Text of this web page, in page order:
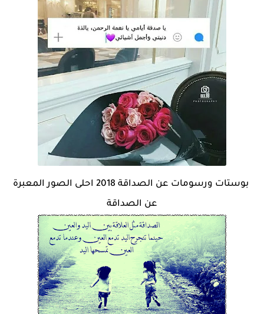
بوستات ورسومات عن الصداقة 2018 احلى الصور المعبرة
عن الصداقة